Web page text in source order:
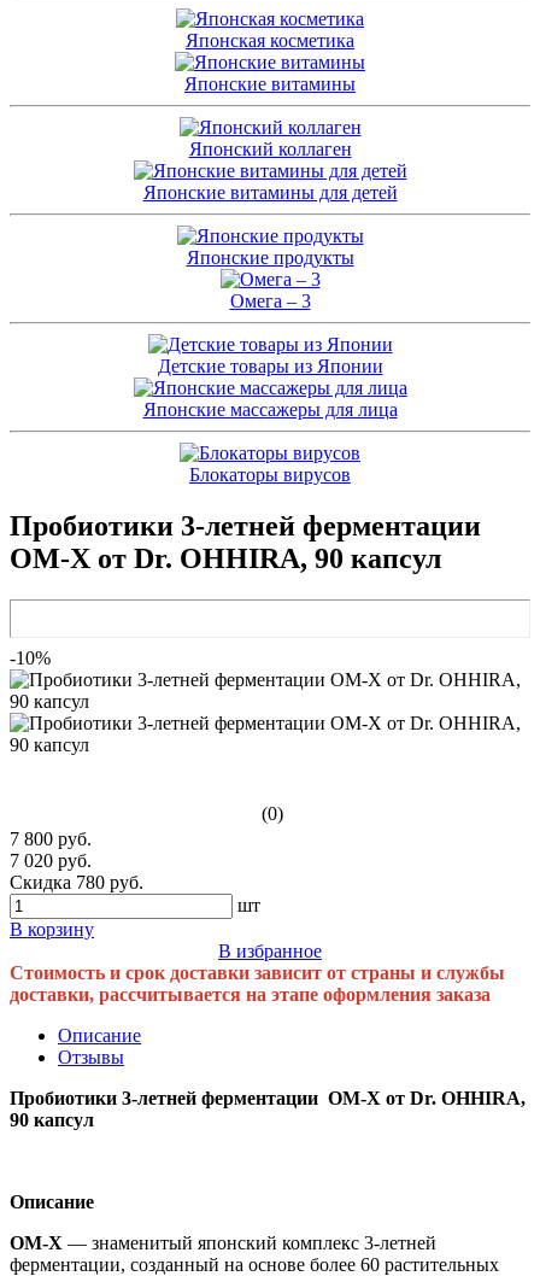
Японская косметика
Японские витамины
Японский коллаген
Японские витамины для детей
Японские продукты
Омега – 3
Детские товары из Японии
Японские массажеры для лица
Блокаторы вирусов
Пробиотики 3-летней ферментации
OM-X от Dr. OHHIRA, 90 капсул
-10%
(0)
7 800 руб.
7 020 руб.
Скидка 780 руб.
шт
В корзину
В избранное
Стоимость и срок доставки зависит от страны и службы
доставки, рассчитывается на этапе оформления заказа
Описание
Отзывы
Пробиотики 3-летней ферментации OM-X от Dr. OHHIRA,
90 капсул
Описание
OM-X — знаменитый японский комплекс 3-летней
ферментации, созданный на основе более 60 растительных